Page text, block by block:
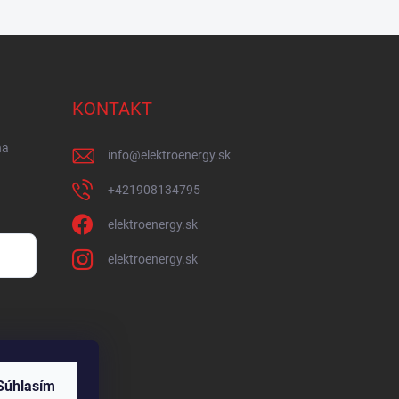
KONTAKT
info@elektroenergy.sk
+421908134795
elektroenergy.sk
elektroenergy.sk